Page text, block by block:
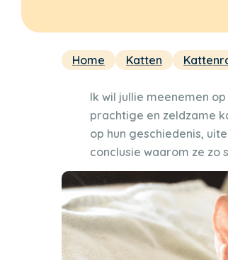
Home Katten
Ik wil jullie meenemen
prachtige en zeldzame
op hun geschiedenis,
conclusie waarom ze zo